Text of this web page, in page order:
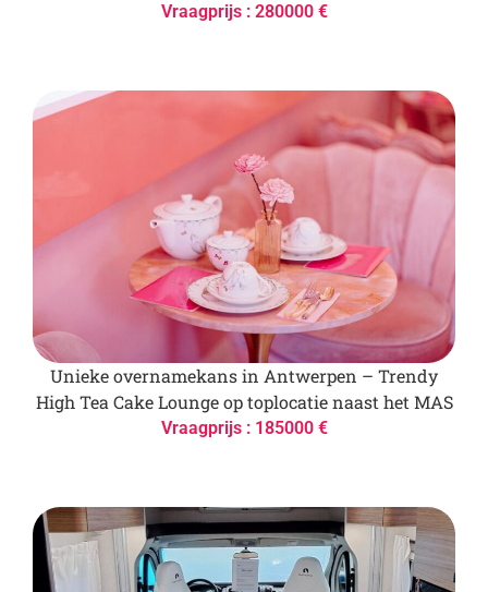
Vraagprijs : 280000 €
Unieke overnamekans in Antwerpen – Trendy
High Tea Cake Lounge op toplocatie naast het MAS
Vraagprijs : 185000 €